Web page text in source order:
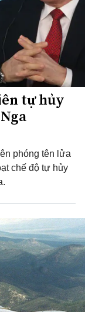
tự hủy
phóng tên lửa
chế độ tự hủy